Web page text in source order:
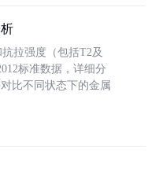
拉强度（包括T2及
标准数据，详细分
比不同状态下的金属